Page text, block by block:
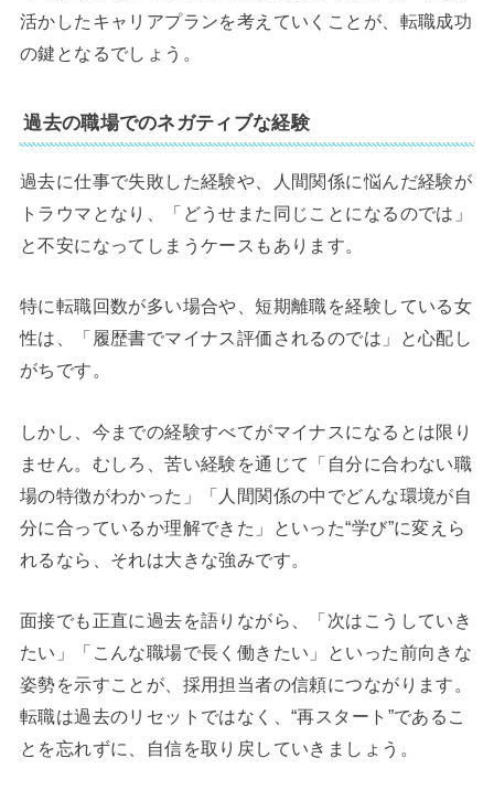
活かしたキャリアプランを考えていくことが、転職成功
の鍵となるでしょう。
過去の職場でのネガティブな経験
過去に仕事で失敗した経験や、人間関係に悩んだ経験が
トラウマとなり、「どうせまた同じことになるのでは」
と不安になってしまうケースもあります。
特に転職回数が多い場合や、短期離職を経験している女
性は、「履歴書でマイナス評価されるのでは」と心配し
がちです。
しかし、今までの経験すべてがマイナスになるとは限り
ません。むしろ、苦い経験を通じて「自分に合わない職
場の特徴がわかった」「人間関係の中でどんな環境が自
分に合っているか理解できた」といった“学び”に変えら
れるなら、それは大きな強みです。
面接でも正直に過去を語りながら、「次はこうしていき
たい」「こんな職場で長く働きたい」といった前向きな
姿勢を示すことが、採用担当者の信頼につながります。
転職は過去のリセットではなく、“再スタート”であるこ
とを忘れずに、自信を取り戻していきましょう。